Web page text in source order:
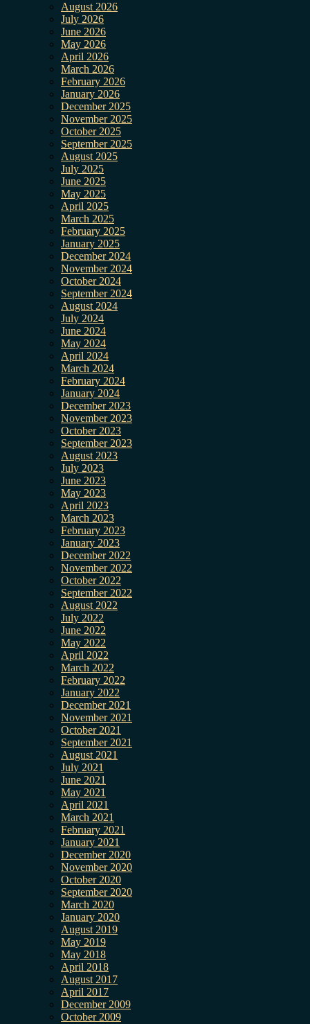
August 2026
July 2026
June 2026
May 2026
April 2026
March 2026
February 2026
January 2026
December 2025
November 2025
October 2025
September 2025
August 2025
July 2025
June 2025
May 2025
April 2025
March 2025
February 2025
January 2025
December 2024
November 2024
October 2024
September 2024
August 2024
July 2024
June 2024
May 2024
April 2024
March 2024
February 2024
January 2024
December 2023
November 2023
October 2023
September 2023
August 2023
July 2023
June 2023
May 2023
April 2023
March 2023
February 2023
January 2023
December 2022
November 2022
October 2022
September 2022
August 2022
July 2022
June 2022
May 2022
April 2022
March 2022
February 2022
January 2022
December 2021
November 2021
October 2021
September 2021
August 2021
July 2021
June 2021
May 2021
April 2021
March 2021
February 2021
January 2021
December 2020
November 2020
October 2020
September 2020
March 2020
January 2020
August 2019
May 2019
May 2018
April 2018
August 2017
April 2017
December 2009
October 2009